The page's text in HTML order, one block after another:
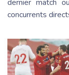
dernier match
concurrents